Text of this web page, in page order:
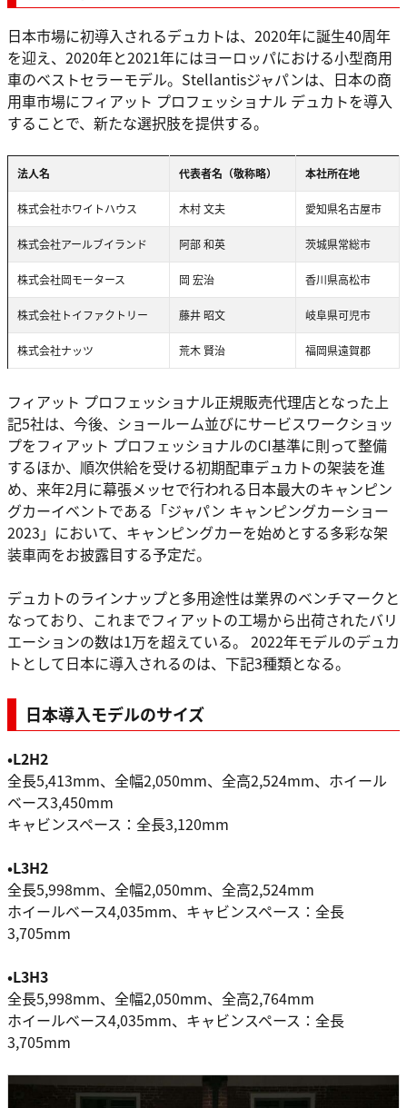
日本市場に初導入されるデュカトは、2020年に誕生40周年
を迎え、2020年と2021年にはヨーロッパにおける小型商用
車のベストセラーモデル。Stellantisジャパンは、日本の商
用車市場にフィアット プロフェッショナル デュカトを導入
することで、新たな選択肢を提供する。
法人名 代表者名（敬称略） 本社所在地
株式会社ホワイトハウス 木村 文夫 愛知県名古屋市
株式会社アールブイランド 阿部 和英 茨城県常総市
株式会社岡モータース 岡 宏治 香川県高松市
株式会社トイファクトリー 藤井 昭文 岐阜県可児市
株式会社ナッツ 荒木 賢治 福岡県遠賀郡
フィアット プロフェッショナル正規販売代理店となった上
記5社は、今後、ショールーム並びにサービスワークショッ
プをフィアット プロフェッショナルのCI基準に則って整備
するほか、順次供給を受ける初期配車デュカトの架装を進
め、来年2月に幕張メッセで行われる日本最大のキャンピン
グカーイベントである「ジャパン キャンピングカーショー
2023」において、キャンピングカーを始めとする多彩な架
装車両をお披露目する予定だ。
デュカトのラインナップと多用途性は業界のベンチマークと
なっており、これまでフィアットの工場から出荷されたバリ
エーションの数は1万を超えている。 2022年モデルのデュカ
トとして日本に導入されるのは、下記3種類となる。
日本導入モデルのサイズ
•L2H2
全長5,413mm、全幅2,050mm、全高2,524mm、ホイール
ベース3,450mm
キャビンスペース：全長3,120mm
•L3H2
全長5,998mm、全幅2,050mm、全高2,524mm
ホイールベース4,035mm、キャビンスペース：全長
3,705mm
•L3H3
全長5,998mm、全幅2,050mm、全高2,764mm
ホイールベース4,035mm、キャビンスペース：全長
3,705mm